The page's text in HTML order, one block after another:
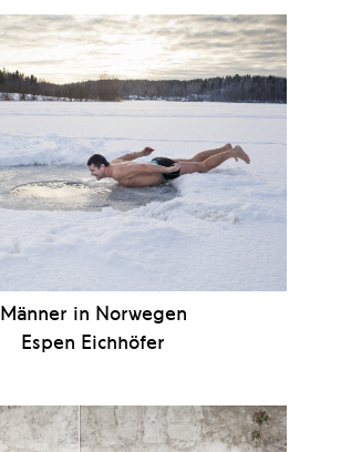
Männer in Norwegen
Espen Eichhöfer